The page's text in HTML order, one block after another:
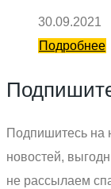
30.09.2021
Подробнее
Подпишитесь на
новостей,
не рассылаем